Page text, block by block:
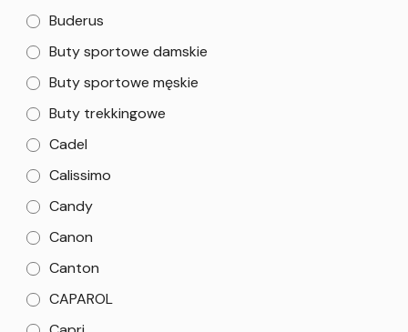
Buderus
Buty sportowe damskie
Buty sportowe męskie
Buty trekkingowe
Cadel
Calissimo
Candy
Canon
Canton
CAPAROL